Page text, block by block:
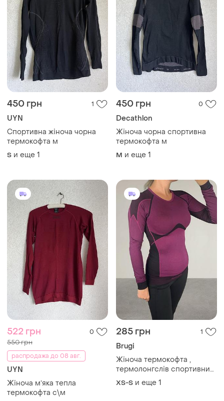
450 грн 1
UYN
Спортивна жіноча чорна
термокофта м
S и еще 1
450 грн 0
Decathlon
Жіноча чорна спортивна
термокофта м
M и еще 1
522 грн 0
550 грн
распродажа до 08 авг.
UYN
Жіноча мʼяка тепла
термокофта с\м
285 грн 1
Brugi
Жіноча термокофта ,
термолонгслів спортивний
brugi
XS-S и еще 1